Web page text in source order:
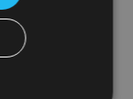
y Aviso